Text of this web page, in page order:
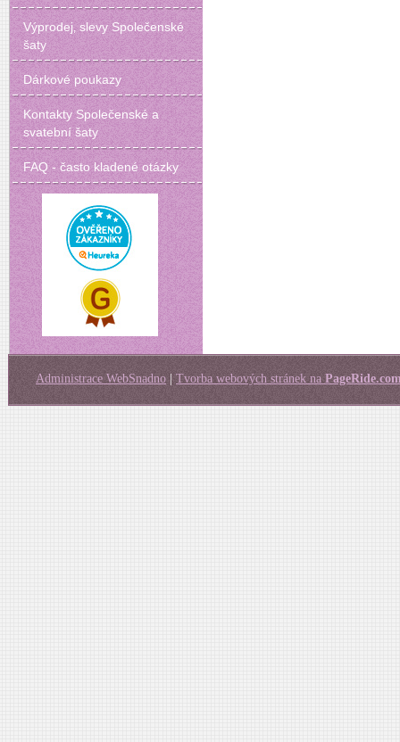
Výprodej‚ slevy Společenské
šaty
Dárkové poukazy
Kontakty Společenské a
svatební šaty
FAQ - často kladené otázky
Administrace WebSnadno Tvorba webových stránek na